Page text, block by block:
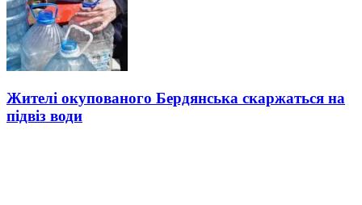
Жителі окупованого Бердянська скаржаться на
підвіз води